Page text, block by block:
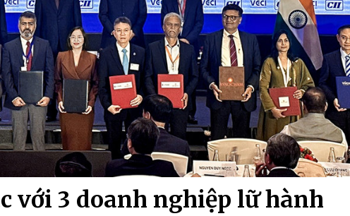
với 3 doanh nghiệp lữ hành